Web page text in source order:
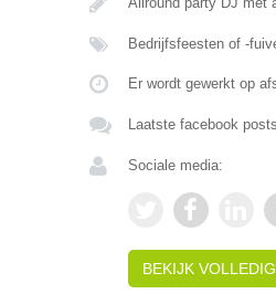
Bedrijfsfeesten of -
Er wordt gewerkt op
Laatste facebook posts
Sociale media:
BEKIJK